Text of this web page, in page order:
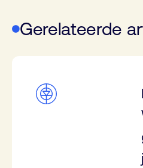
Gerelateerde